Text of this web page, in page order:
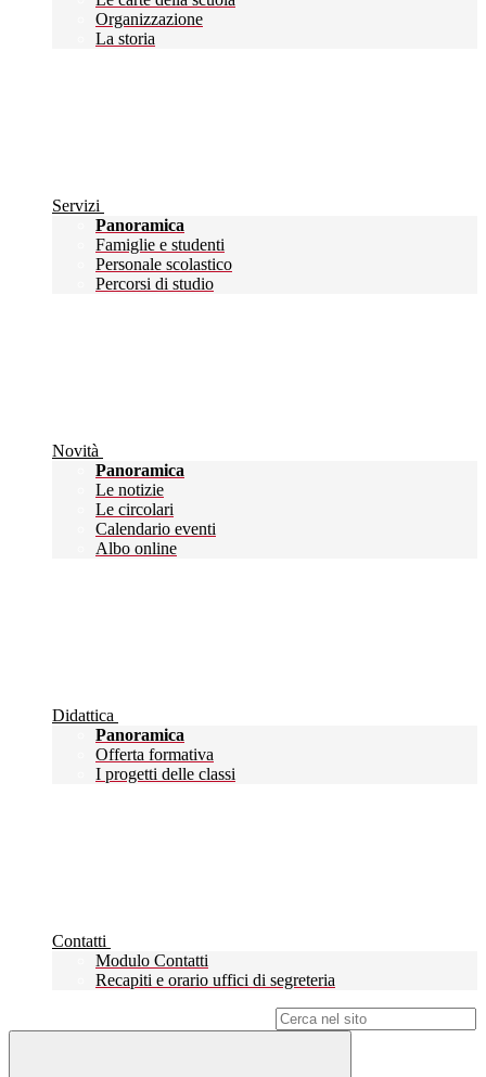
Organizzazione
La storia
Servizi
Panoramica
Famiglie e studenti
Personale scolastico
Percorsi di studio
Novità
Panoramica
Le notizie
Le circolari
Calendario eventi
Albo online
Didattica
Panoramica
Offerta formativa
I progetti delle classi
Contatti
Modulo Contatti
Recapiti e orario uffici di segreteria